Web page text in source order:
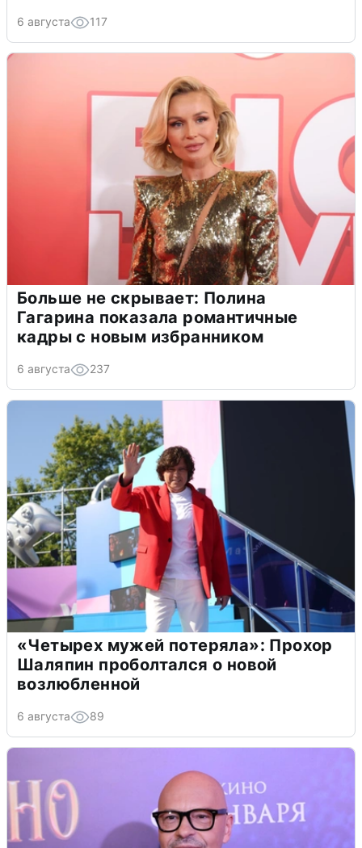
6 августа 117
Больше не скрывает: Полина
Гагарина показала романтичные
кадры с новым избранником
6 августа 237
«Четырех мужей потеряла»: Прохор
Шаляпин проболтался о новой
возлюбленной
6 августа 89